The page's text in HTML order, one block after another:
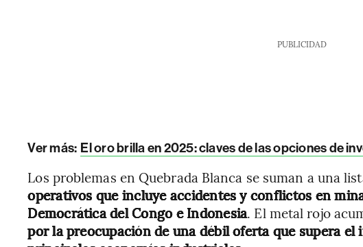
PUBLICIDAD
Ver más: El oro brilla en 2025: claves de las opciones de
Los problemas en Quebrada Blanca se suman a una
operativos que incluye accidentes y conflictos en
Democrática del Congo e Indonesia. El metal rojo
por la preocupación de una débil oferta que supera el